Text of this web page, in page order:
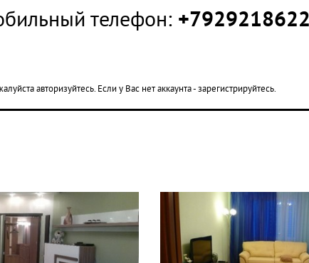
телефон:
авторизуйтесь. Если у Вас нет аккаунта - зарегистрируйтесь.